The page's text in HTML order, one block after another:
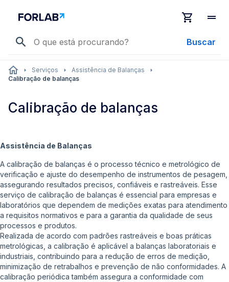
Buscar
Serviços
Assistência de Balanças
Calibração de balanças
Calibração de balanças
Assistência de Balanças
A calibração de balanças é o processo técnico e metrológico de
verificação e ajuste do desempenho de instrumentos de pesagem,
assegurando resultados precisos, confiáveis e rastreáveis. Esse
serviço de calibração de balanças é essencial para empresas e
laboratórios que dependem de medições exatas para atendimento
a requisitos normativos e para a garantia da qualidade de seus
processos e produtos.
Realizada de acordo com padrões rastreáveis e boas práticas
metrológicas, a calibração é aplicável a balanças laboratoriais e
industriais, contribuindo para a redução de erros de medição,
minimização de retrabalhos e prevenção de não conformidades. A
calibração periódica também assegura a conformidade com